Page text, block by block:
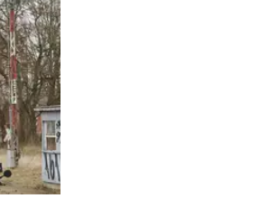
Wagen
m. Stirnwänden u. Rungen
Dienstgüterwagen
Parkbahnen